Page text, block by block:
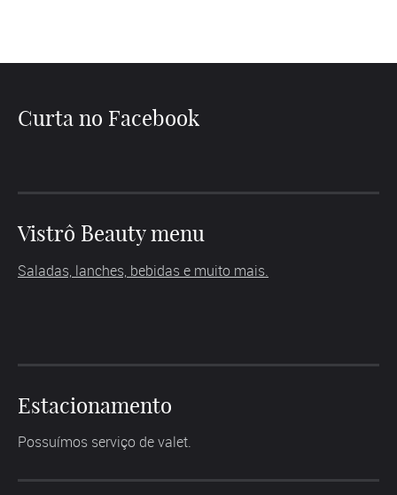
Curta no Facebook
Vistrô Beauty menu
Saladas, lanches, bebidas e muito mais.
Estacionamento
Possuímos serviço de valet.